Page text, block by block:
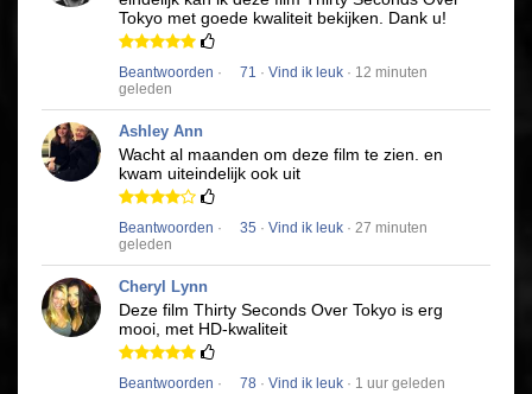
Tokyo met goede kwaliteit bekijken. Dank u!
Beantwoorden · 71 · Vind ik leuk · 12 minuten
geleden
Ashley Ann
Wacht al maanden om deze film te zien. en
kwam uiteindelijk ook uit
Beantwoorden · 35 · Vind ik leuk · 27 minuten
geleden
Cheryl Lynn
Deze film Thirty Seconds Over Tokyo is erg
mooi, met HD-kwaliteit
Beantwoorden · 78 · Vind ik leuk · 1 uur geleden